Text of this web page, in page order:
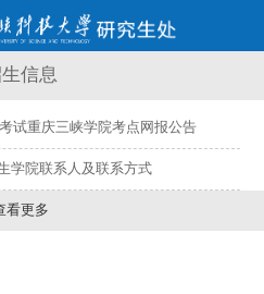
信息
试重庆三峡学院考点网报公告
学院联系人及联系方式
看更多